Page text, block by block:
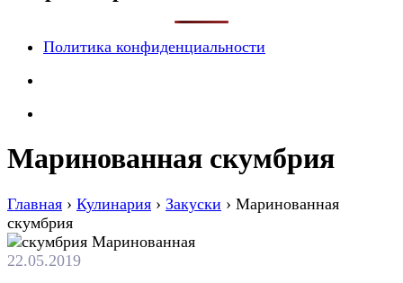
Политика конфиденциальности
Маринованная скумбрия
Главная › Кулинария › Закуски › Маринованная
скумбрия
22.05.2019